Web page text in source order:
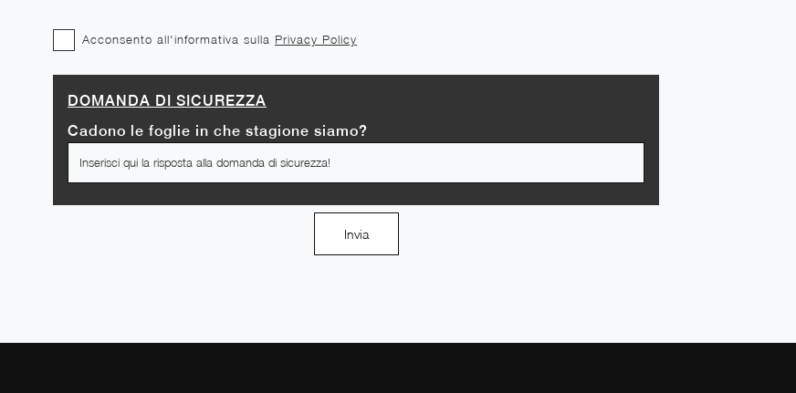
Acconsento all'informativa sulla Privacy Policy
DOMANDA DI SICUREZZA
Cadono le foglie in che stagione siamo?
Invia